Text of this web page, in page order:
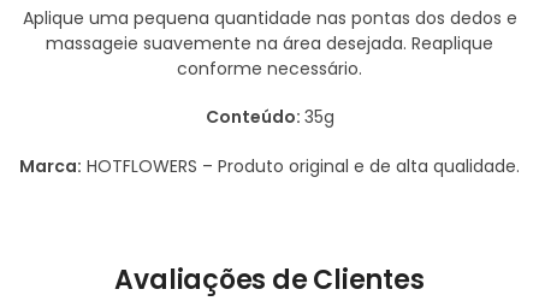
Aplique uma pequena quantidade nas pontas dos dedos e
massageie suavemente na área desejada. Reaplique
conforme necessário.
Conteúdo: 35g
Marca: HOTFLOWERS – Produto original e de alta qualidade.
Avaliações de Clientes